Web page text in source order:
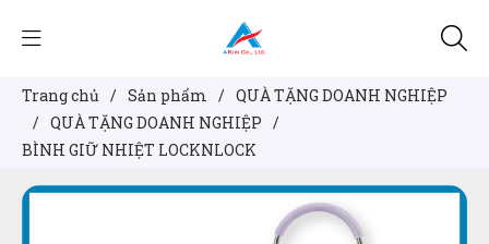
Trang chủ / Sản phẩm / QUÀ TẶNG DOANH NGHIỆP
/ QUÀ TẶNG DOANH NGHIỆP /
BÌNH GIỮ NHIỆT LOCKNLOCK